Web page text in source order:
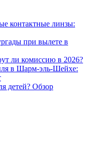
контактные линзы:
при вылете в
ли комиссию в 2026?
в Шарм-эль-Шейхе:
детей? Обзор